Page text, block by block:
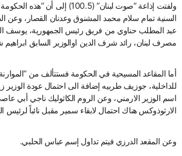
ولفتت إذاعة “صوت لبنان” (100.5) إلى
السنية تمام سلام محمد المشنوق وعدنان القصار، وعن
عبد المطلب حناوي من فريق رئيس الجمهورية، يوسف
مصرف لبنان، رائد شرف الدين اوالوزير السابق
أما المقاعد المسيحية في الحكومة فستتألف من
للداخلية، جوزيف طربيه إضافة الى احتمال عودة الوزير
اسم الوزير الارمني، وعن الروم الكاثوليك ناجي أبي
الارثوذوكس هناك احتمال لابقاء سمير مقبل نائباً لرئيس
وعن المقعد الدرزي فيتم تداول إسم عباس الحلبي.